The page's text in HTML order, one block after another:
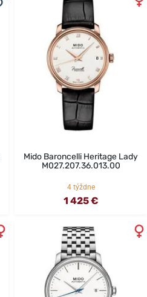
Mido Baroncelli Heritage Lady
M027.207.36.013.00
4 týždne
1 425 €